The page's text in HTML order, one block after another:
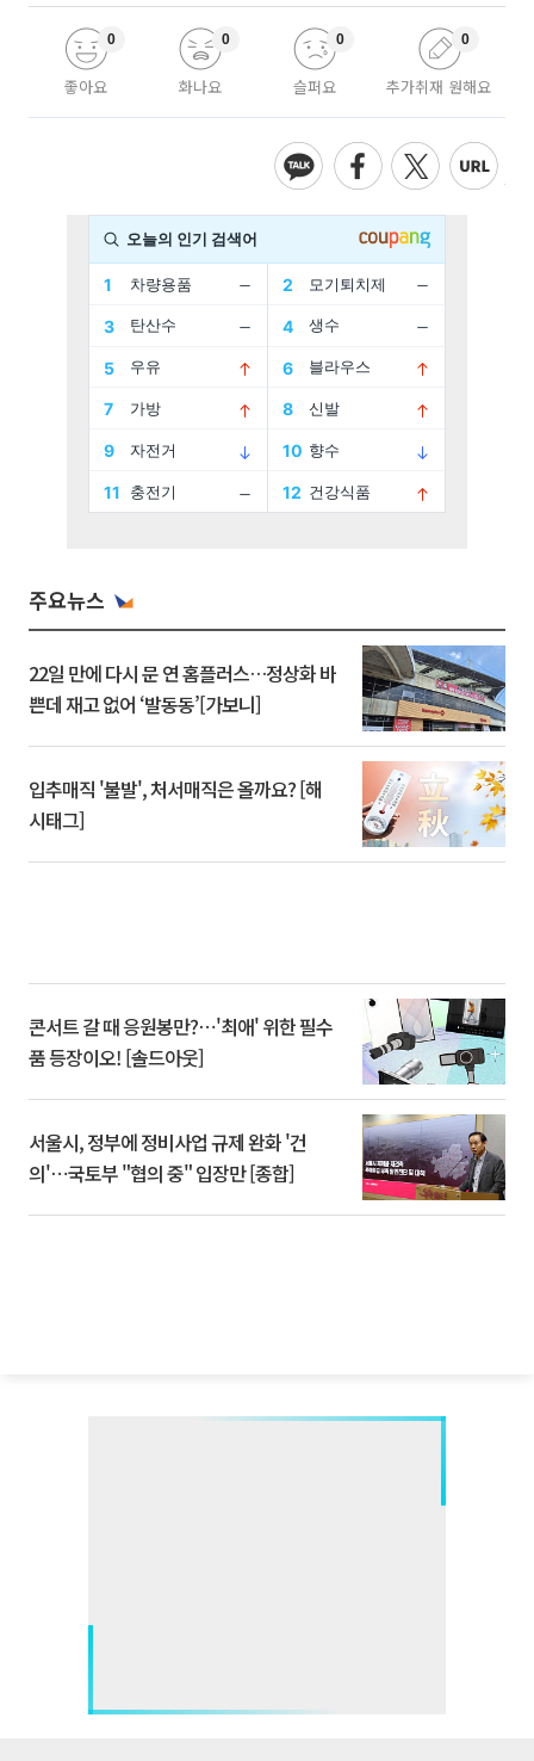
좋아요
0
화나요
0
슬퍼요
0
추가취재 원해요
0
주요뉴스
22일 만에 다시 문 연 홈플러스…정상화 바
쁜데 재고 없어 ‘발동동’[가보니]
입추매직 '불발', 처서매직은 올까요? [해
시태그]
콘서트 갈 때 응원봉만?⋯'최애' 위한 필수
품 등장이오! [솔드아웃]
서울시, 정부에 정비사업 규제 완화 '건
의'⋯국토부 "협의 중" 입장만 [종합]